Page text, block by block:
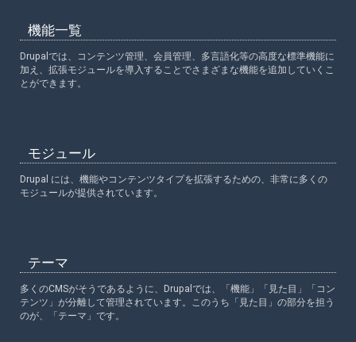
機能一覧
Drupalでは、コンテンツ管理、会員管理、多言語化等の高度な標準機能に
加え、拡張モジュールを導入することでさまざまな機能を追加していくこ
とができます。
モジュール
Drupal には、機能やコンテンツタイプを拡張するための、非常に多くの
モジュールが提供されています。
テーマ
多くのCMSがそうであるように、Drupalでは、「機能」「見た目」「コン
テンツ」が分離して管理されています。このうち「見た目」の部分を担う
のが、「テーマ」です。